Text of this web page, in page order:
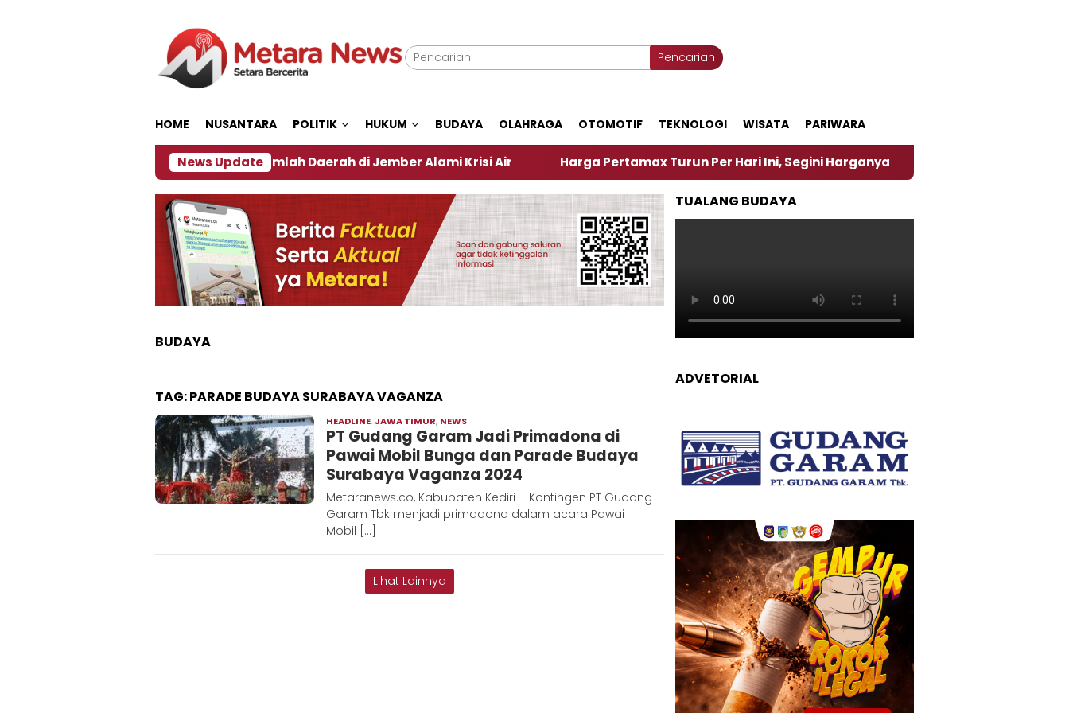
Pencarian
HOME NUSANTARA POLITIK HUKUM BUDAYA OLAHRAGA OTOMOTIF TEKNOLOGI WISATA PARIWARA
News Update
Dampak El Nino, Sejumlah Daerah di Jember Alami Krisi Air Harga Pertamax Turun Per Hari Ini, Segini Harganya ‎Nasirun Maestro Lukis
BUDAYA
TAG:PARADE BUDAYA SURABAYA VAGANZA
HEADLINE,JAWA TIMUR, NEWS
Hadi
PT Gudang Garam Jadi Primadona di
Pawai Mobil Bunga dan Parade Budaya
Surabaya Vaganza 2024
Metaranews.co, Kabupaten Kediri – Kontingen PT Gudang
Garam Tbk menjadi primadona dalam acara Pawai
Mobil […]
Lihat Lainnya
TUALANG BUDAYA
ADVETORIAL